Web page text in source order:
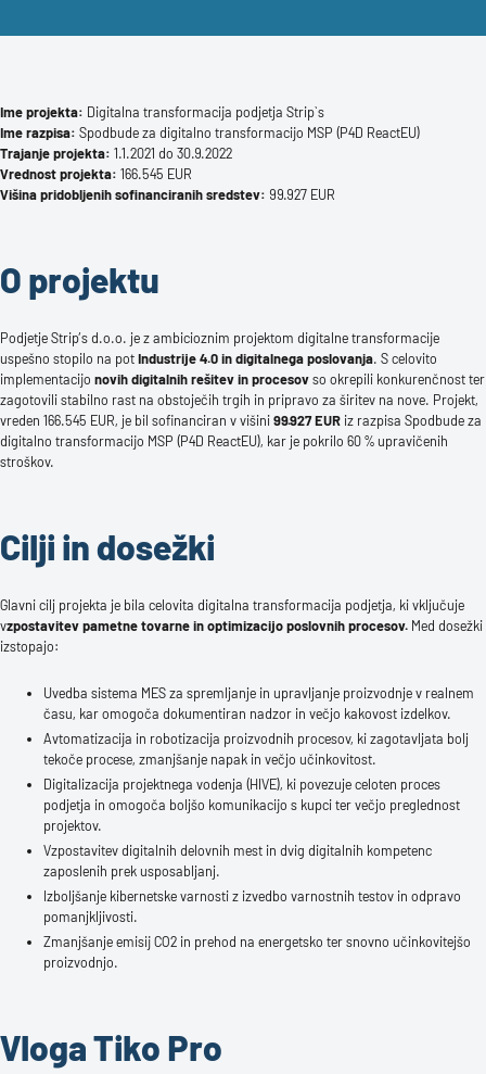
Ime projekta: Digitalna transformacija podjetja Strip`s
Ime razpisa: Spodbude za digitalno transformacijo MSP (P4D ReactEU)
Trajanje projekta: 1.1.2021 do 30.9.2022
Vrednost projekta: 166.545 EUR
Višina pridobljenih sofinanciranih sredstev: 99.927 EUR
O projektu
Podjetje Strip’s d.o.o. je z ambicioznim projektom digitalne transformacije
uspešno stopilo na potIndustrije 4.0 in digitalnega poslovanja. S celovito
implementacijo novih digitalnih rešitev in procesovso okrepili konkurenčnost ter
zagotovili stabilno rast na obstoječih trgih in pripravo za širitev na nove. Projekt,
vreden 166.545 EUR, je bil sofinanciran v višini99.927 EUR iz razpisa Spodbude za
digitalno transformacijo MSP (P4D ReactEU), kar je pokrilo 60 % upravičenih
stroškov.
Cilji in dosežki
Glavni cilj projekta je bila celovita digitalna transformacija podjetja, ki vključuje
vzpostavitev pametne tovarne in optimizacijo poslovnih procesov. Med dosežki
izstopajo:
Uvedba sistema MES za spremljanje in upravljanje proizvodnje v realnem
času, kar omogoča dokumentiran nadzor in večjo kakovost izdelkov.
Avtomatizacija in robotizacija proizvodnih procesov, ki zagotavljata bolj
tekoče procese, zmanjšanje napak in večjo učinkovitost.
Digitalizacija projektnega vodenja (HIVE), ki povezuje celoten proces
podjetja in omogoča boljšo komunikacijo s kupci ter večjo preglednost
projektov.
Vzpostavitev digitalnih delovnih mest in dvig digitalnih kompetenc
zaposlenih prek usposabljanj.
Izboljšanje kibernetske varnosti z izvedbo varnostnih testov in odpravo
pomanjkljivosti.
Zmanjšanje emisij CO2 in prehod na energetsko ter snovno učinkovitejšo
proizvodnjo.
Vloga Tiko Pro